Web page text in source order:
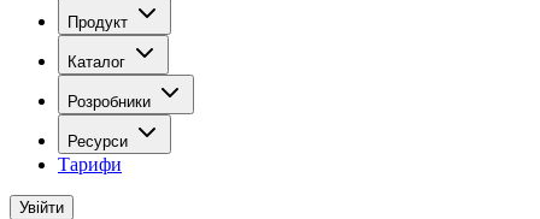
Продукт
Каталог
Розробники
Ресурси
Тарифи
Увійти